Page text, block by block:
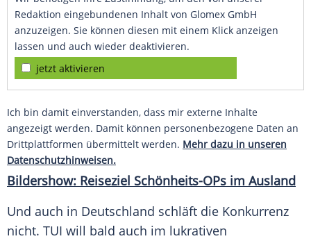
Redaktion eingebundenen Inhalt von Glomex GmbH
anzuzeigen. Sie können diesen mit einem Klick anzeigen
lassen und auch wieder deaktivieren.
jetzt aktivieren
Ich bin damit einverstanden, dass mir externe Inhalte
angezeigt werden. Damit können personenbezogene Daten an
Drittplattformen übermittelt werden. Mehr dazu in unseren
Datenschutzhinweisen.
Bildershow: Reiseziel Schönheits-OPs im Ausland
Und auch in Deutschland schläft die Konkurrenz
nicht. TUI will bald auch im lukrativen